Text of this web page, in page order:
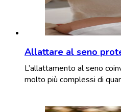
Allattare al seno
L’allattamento al seno
molto più complessi di